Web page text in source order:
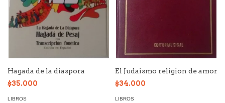
Hagada de la diaspora
$35.000
LIBROS
El Judaismo religion de amor
$34.000
LIBROS